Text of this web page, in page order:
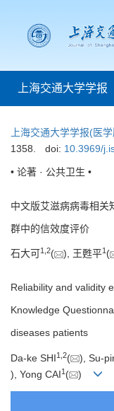
上海交通大学学报
上海交通大学学报(医
1358.
doi: 10.3969/
• 论著 · 公共卫生 •
中文版艾滋病病毒相关
群中的信效度评价
石大可1 2( ), 王甦平1 (
Reliability and validity
Knowledge
diseases patients
Da-ke SHI1 2( ), Su-
), Yong CAI1 ( )